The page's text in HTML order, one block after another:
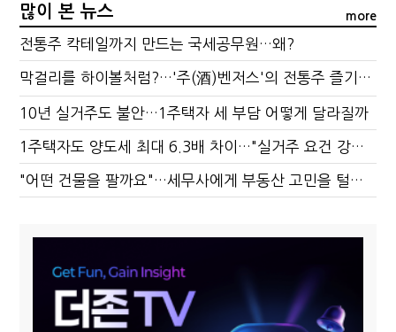
많이 본 뉴스 more
전통주 칵테일까지 만드는 국세공무원…왜?
막걸리를 하이볼처럼?…'주(酒)벤저스'의 전통주 즐기는 법
10년 실거주도 불안…1주택자 세 부담 어떻게 달라질까
1주택자도 양도세 최대 6.3배 차이…"실거주 요건 강화하자"
"어떤 건물을 팔까요"…세무사에게 부동산 고민을 털어놓는 이유